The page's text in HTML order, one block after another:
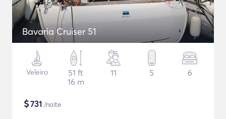
Bavaria Cruiser 51
Veleiro
51 ft
16 m
11 5 6
$731 /noite